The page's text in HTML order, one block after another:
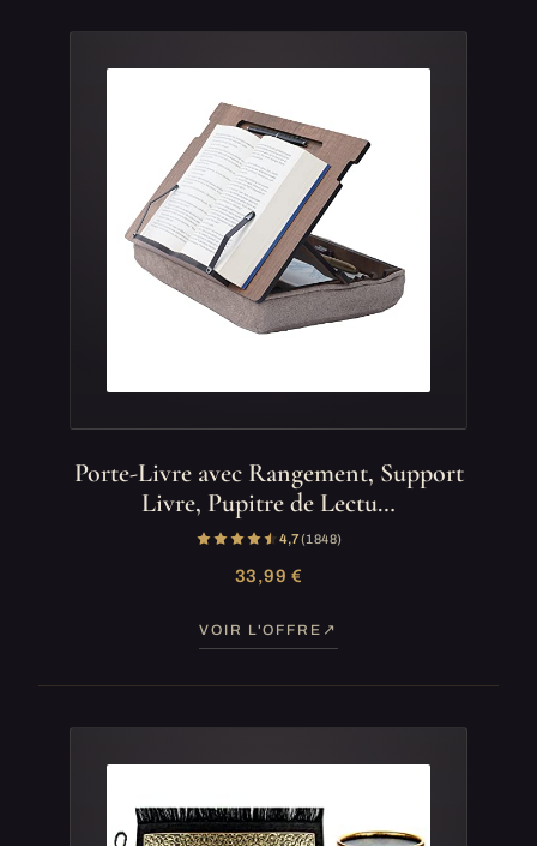
Porte-Livre avec Rangement, Support
Livre, Pupitre de Lectu…
4,7(1 848)
33,99 €
VOIR L'OFFRE